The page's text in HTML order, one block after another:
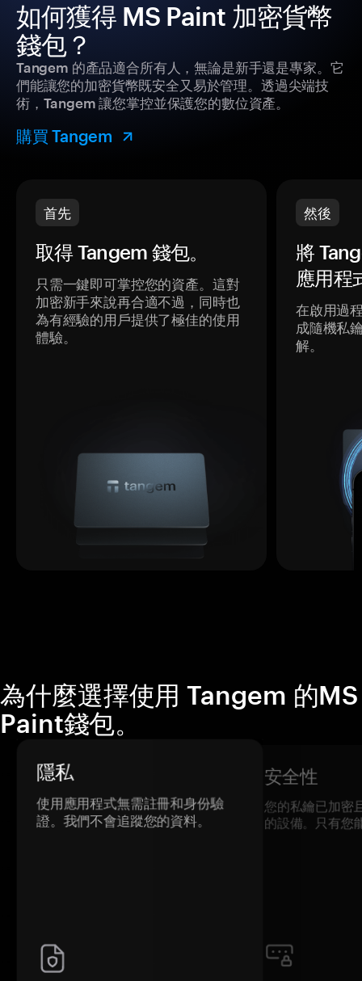
如何獲得 MS Paint 加密貨幣
錢包？
Tangem 的產品適合所有人，無論是新手還是專家。它
們能讓您的加密貨幣既安全又易於管理。透過尖端技
術，Tangem 讓您掌控並保護您的數位資產。
購買 Tangem
首先
取得 Tangem 錢包。
只需一鍵即可掌控您的資產。這對
加密新手來說再合適不過，同時也
為有經驗的用戶提供了極佳的使用
體驗。
然後
將
應用程
在啟用過
成隨機私
解。
為什麼選擇使用 Tangem 的MS
Paint錢包。
隱私
使用應用程式無需註冊和身份驗
證。我們不會追蹤您的資料。
安全性
您的私鑰已加密
的設備。只有您